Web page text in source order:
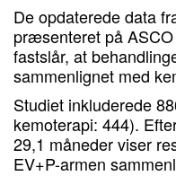
De opdaterede data
præsenteret på
fastslår, at
sammenlignet med
Studiet inkluderede
kemoterapi: 444).
29,1 måneder viser
EV+P-armen